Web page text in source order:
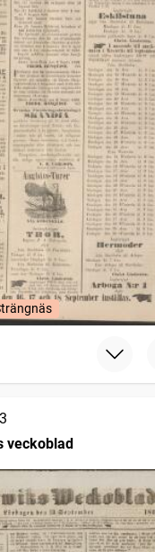
veckoblad